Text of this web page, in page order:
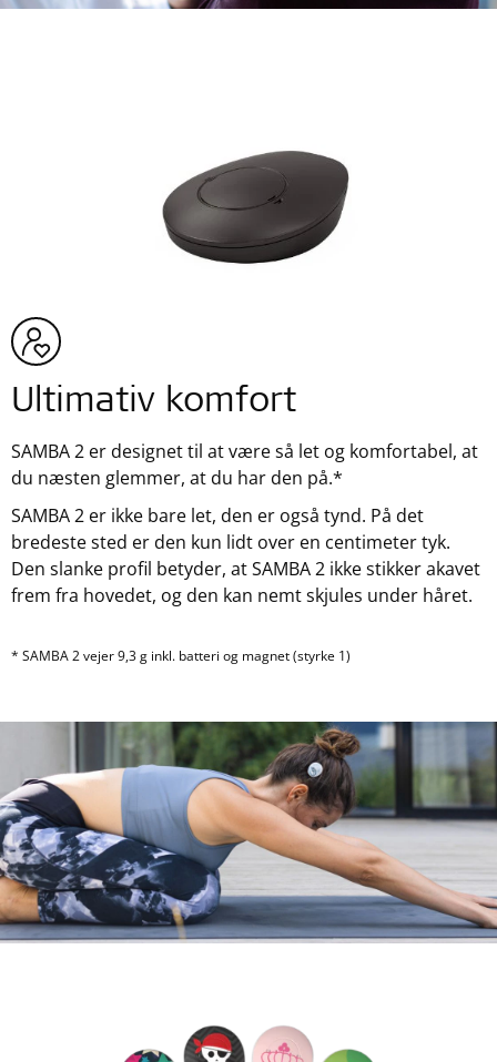
Ultimativ komfort
SAMBA 2 er designet til at være så let og komfortabel, at
du næsten glemmer, at du har den på.*
SAMBA 2 er ikke bare let, den er også tynd. På det
bredeste sted er den kun lidt over en centimeter tyk.
Den slanke profil betyder, at SAMBA 2 ikke stikker akavet
frem fra hovedet, og den kan nemt skjules under håret.
* SAMBA 2 vejer 9,3 g inkl. batteri og magnet (styrke 1)